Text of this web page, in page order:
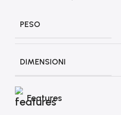
PESO
DIMENSIONI
Features